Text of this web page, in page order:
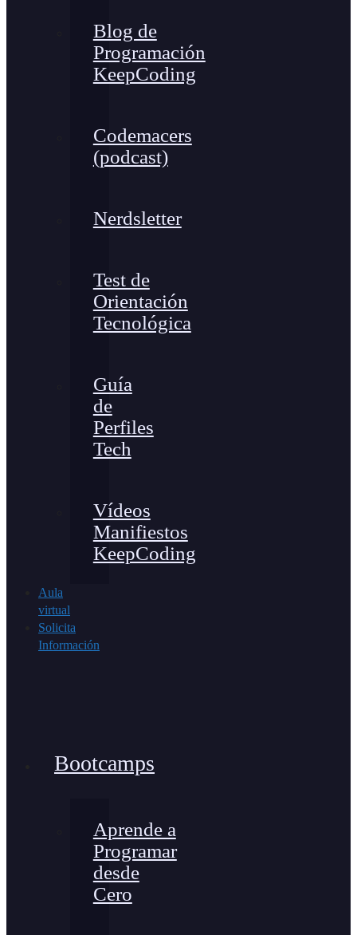
Blog de
Programación
KeepCoding
Codemacers
(podcast)
Nerdsletter
Test de
Orientación
Tecnológica
Guía
de
Perfiles
Tech
Vídeos
Manifiestos
KeepCoding
Aula
virtual
Solicita
Información
Bootcamps
Aprende a
Programar
desde
Cero